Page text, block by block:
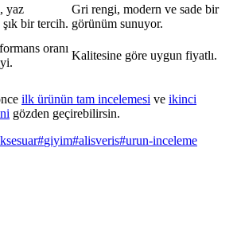
yaz
şık bir tercih.
Gri rengi, modern ve sade bir
görünüm sunuyor.
oranı
Kalitesine göre uygun fiyatlı.
ilk ürünün tam incelemesi ve ikinci
gözden geçirebilirsin.
#giyim#alisveris#urun-inceleme